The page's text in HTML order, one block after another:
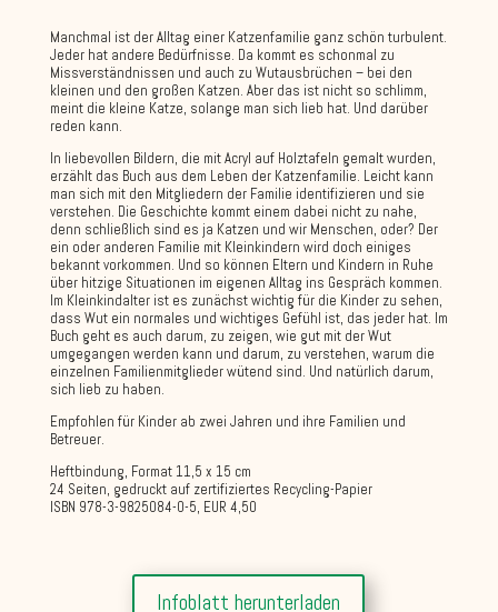
Manchmal ist der Alltag einer Katzenfamilie ganz schön turbulent.
Jeder hat andere Bedürfnisse. Da kommt es schonmal zu
Missverständnissen und auch zu Wutausbrüchen – bei den
kleinen und den großen Katzen. Aber das ist nicht so schlimm,
meint die kleine Katze, solange man sich lieb hat. Und darüber
reden kann.
In liebevollen Bildern, die mit Acryl auf Holztafeln gemalt wurden,
erzählt das Buch aus dem Leben der Katzenfamilie. Leicht kann
man sich mit den Mitgliedern der Familie identifizieren und sie
verstehen. Die Geschichte kommt einem dabei nicht zu nahe,
denn schließlich sind es ja Katzen und wir Menschen, oder? Der
ein oder anderen Familie mit Kleinkindern wird doch einiges
bekannt vorkommen. Und so können Eltern und Kindern in Ruhe
über hitzige Situationen im eigenen Alltag ins Gespräch kommen.
Im Kleinkindalter ist es zunächst wichtig für die Kinder zu sehen,
dass Wut ein normales und wichtiges Gefühl ist, das jeder hat. Im
Buch geht es auch darum, zu zeigen, wie gut mit der Wut
umgegangen werden kann und darum, zu verstehen, warum die
einzelnen Familienmitglieder wütend sind. Und natürlich darum,
sich lieb zu haben.
Empfohlen für Kinder ab zwei Jahren und ihre Familien und
Betreuer.
Heftbindung, Format 11,5 x 15 cm
24 Seiten, gedruckt auf zertifiziertes Recycling-Papier
ISBN 978-3-9825084-0-5, EUR 4,50
Infoblatt herunterladen